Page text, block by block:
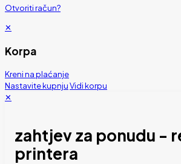
Otvoriti račun?
✕
Korpa
Kreni na plaćanje
Nastavite kupnjuVidi korpu
✕
zahtjev za ponudu -
printera